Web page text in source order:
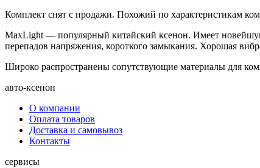
Комплект снят с продажи. Похожий по характеристикам
MaxLight — популярный китайский ксенон. Имеет
перепадов напряжения, короткого замыкания. Хорошая
Широко распространены сопутствующие материалы для
авто-ксенон
О компании
Оплата товаров
Доставка и самовывоз
Контакты
сервисы